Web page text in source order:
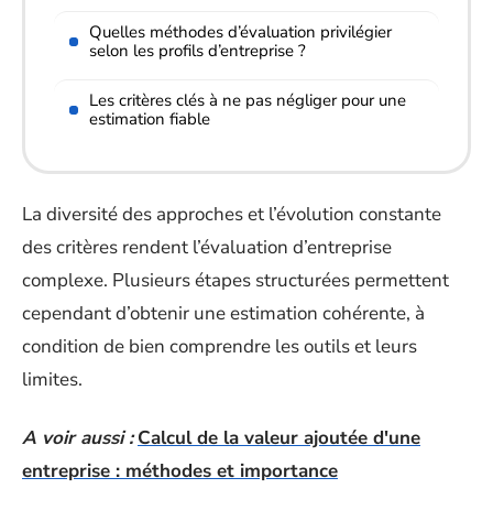
Quelles méthodes d’évaluation privilégier
selon les profils d’entreprise ?
Les critères clés à ne pas négliger pour une
estimation fiable
La diversité des approches et l’évolution constante
des critères rendent l’évaluation d’entreprise
complexe. Plusieurs étapes structurées permettent
cependant d’obtenir une estimation cohérente, à
condition de bien comprendre les outils et leurs
limites.
A voir aussi : Calcul de la valeur ajoutée d'une
entreprise : méthodes et importance